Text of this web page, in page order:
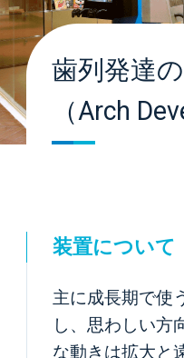
歯列発達
（Arch
装置について
主に成長期で使
し、思わしい方
な動きは拡大と